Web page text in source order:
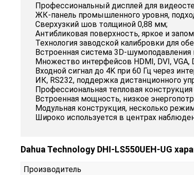
Профессиональный дисплей для
ЖК-панель промышленного уровня,
Сверхузкий шов толщиной 0,88 мм;
Антибликовая поверхность, яркое и
Технология заводской калибровки для
Встроенная система 3D-
Множество интерфейсов HDMI, DVI, VGA,
Входной сигнал до 4K при 60 Гц через
ИК, RS232, поддержка дистанционного
Профессиональная тепловая
Встроенная мощность, низкое
Модульная конструкция, несколько
Широко используется в центрах
Dahua Technology DHI-LS550UEH-UG
Производитель